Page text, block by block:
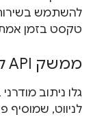
להשתמש
טקסט בזמן
ממשק API לניווט
לניווט, שמוסיף